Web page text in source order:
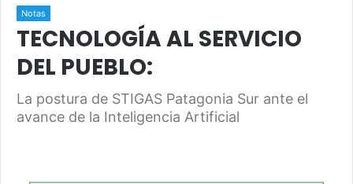
Notas
TECNOLOGÍA AL SERVICIO
DEL PUEBLO:
La postura de STIGAS Patagonia Sur ante el
avance de la Inteligencia Artificial